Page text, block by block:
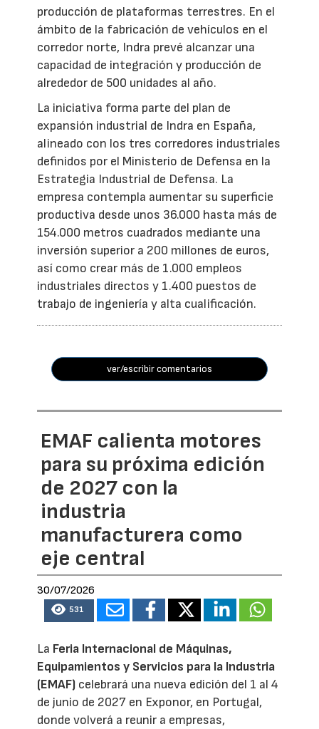
producción de plataformas terrestres. En el
ámbito de la fabricación de vehículos en el
corredor norte, Indra prevé alcanzar una
capacidad de integración y producción de
alrededor de 500 unidades al año.
La iniciativa forma parte del plan de
expansión industrial de Indra en España,
alineado con los tres corredores industriales
definidos por el Ministerio de Defensa en la
Estrategia Industrial de Defensa. La
empresa contempla aumentar su superficie
productiva desde unos 36.000 hasta más de
154.000 metros cuadrados mediante una
inversión superior a 200 millones de euros,
así como crear más de 1.000 empleos
industriales directos y 1.400 puestos de
trabajo de ingeniería y alta cualificación.
ver/escribir comentarios
EMAF calienta motores
para su próxima edición
de 2027 con la
industria
manufacturera como
eje central
30/07/2026
531
La Feria Internacional de Máquinas,
Equipamientos y Servicios para la Industria
(EMAF) celebrará una nueva edición del 1 al 4
de junio de 2027 en Exponor, en Portugal,
donde volverá a reunir a empresas,